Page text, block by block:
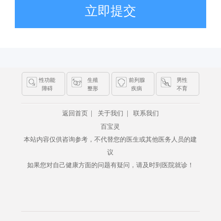
立即提交
性功能
障碍
生殖
整形
前列腺
疾病
男性
不育
返回首页 | 关于我们 |
联系我们
百宝灵
本站内容仅供咨询参考，不代替您的医生或其他医务人员的建
议
如果您对自己健康方面的问题有疑问，请及时到医院就诊！